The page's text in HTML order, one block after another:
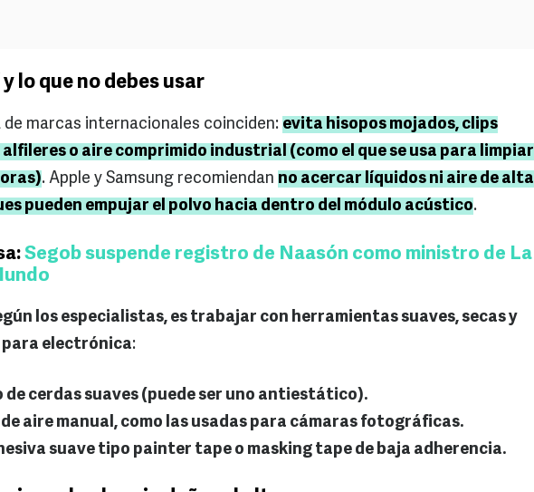
y lo que no debes usar
de marcas internacionales coinciden: evita hisopos mojados, clips
o aire comprimido industrial (como el que se usa para limpiar
. Apple y Samsung recomiendan no acercar líquidos ni aire de alta
pueden empujar el polvo hacia dentro del módulo acústico.
Segob suspende registro de Naasón como ministro de La
los especialistas, es trabajar con herramientas suaves, secas y
para electrónica:
de cerdas suaves (puede ser uno antiestático).
de aire manual, como las usadas para cámaras fotográficas.
suave tipo painter tape o masking tape de baja adherencia.